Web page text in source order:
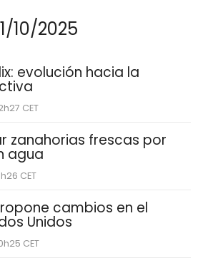
10/2025
evolución hacia la
CET
zanahorias frescas por
agua
CET
cambios en el
Unidos
CET